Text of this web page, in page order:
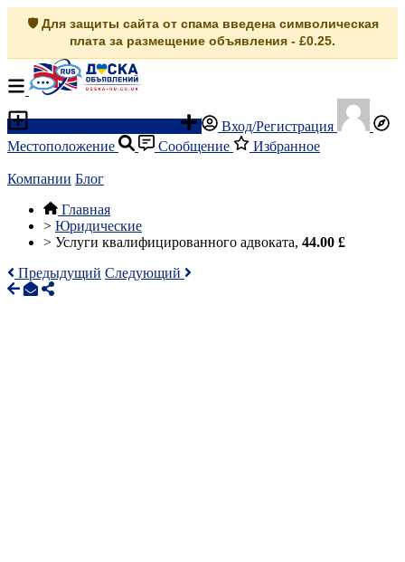
🛡️ Для защиты сайта от спама введена символическая
плата за размещение объявления - £0.25.
Вход/Регистрация
Местоположение
Сообщение Избранное
Компании Блог
Главная
> Юридические
> Услуги квалифицированного адвоката, 44.00 £
Предыдущий Следующий